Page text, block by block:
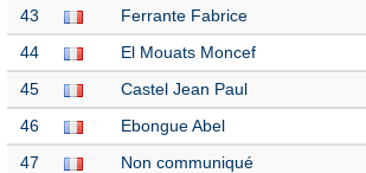
43 Ferrante Fabrice
44 El Mouats Moncef
45 Castel Jean Paul
46 Ebongue Abel
47 Non communiqué